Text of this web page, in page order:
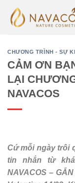
CHƯƠNG TRÌNH - SỰ
CẢM ƠN
LẠI
NAVACOS
Cứ mỗi ngày trôi
tin nhắn từ
NAVACOS –